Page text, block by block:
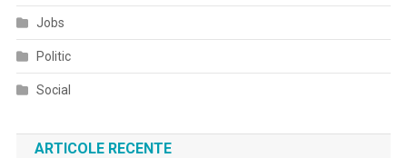
Jobs
Politic
Social
ARTICOLE RECENTE